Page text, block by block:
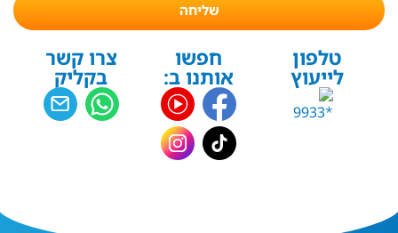
שליחה
טלפון
לייעוץ
חפשו
אותנו ב:
צרו קשר
בקליק